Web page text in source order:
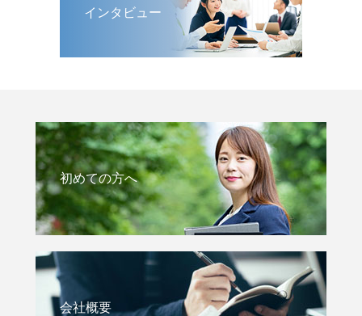
インタビュー
初めての方へ
会社概要